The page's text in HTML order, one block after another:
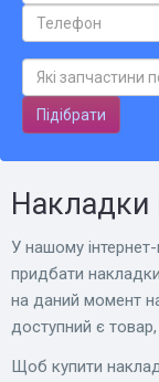
Підібрати
Накладки
У нашому
придбати
на даний момент
доступний є
Щоб купити